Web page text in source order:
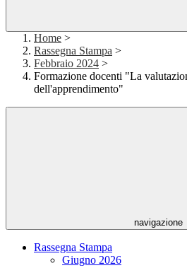
Home >
Rassegna Stampa >
Febbraio 2024 >
Formazione docenti "La
dell'apprendimento"
navigazione
Rassegna Stampa
Giugno 2026